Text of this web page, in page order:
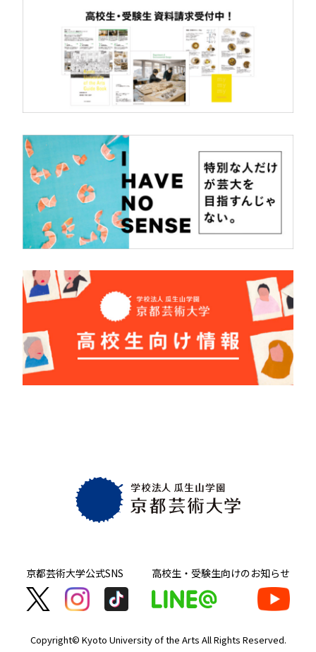
京都芸術大学公式SNS 高校生・受験生向けのお知らせ
Copyright© Kyoto University of the Arts All Rights Reserved.